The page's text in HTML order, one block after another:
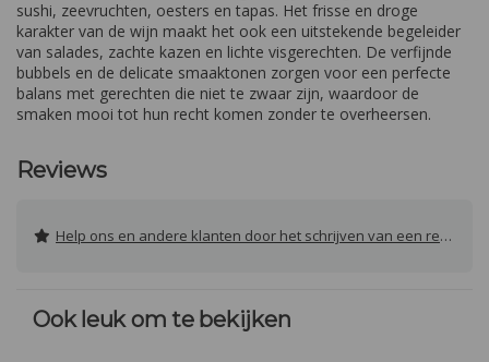
sushi, zeevruchten, oesters en tapas. Het frisse en droge
karakter van de wijn maakt het ook een uitstekende begeleider
van salades, zachte kazen en lichte visgerechten. De verfijnde
bubbels en de delicate smaaktonen zorgen voor een perfecte
balans met gerechten die niet te zwaar zijn, waardoor de
smaken mooi tot hun recht komen zonder te overheersen.
Reviews
Help ons en andere klanten door het schrijven van een review
Ook leuk om te bekijken